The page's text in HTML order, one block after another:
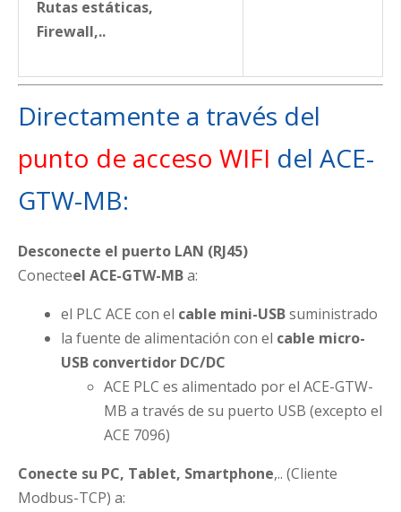
Rutas estáticas,
Firewall,..
Directamente a través del
punto de acceso WIFI del ACE-
GTW-MB:
Desconecte el puerto LAN (RJ45)
Conecteel ACE-GTW-MBa:
el PLC ACE con el cable mini-USBsuministrado
la fuente de alimentación con el cable micro-
USB convertidor DC/DC
ACE PLC es alimentado por el ACE-GTW-
MB a través de su puerto USB (excepto el
ACE 7096)
Conecte su PC, Tablet, Smartphone,.. (Cliente
Modbus-TCP) a: